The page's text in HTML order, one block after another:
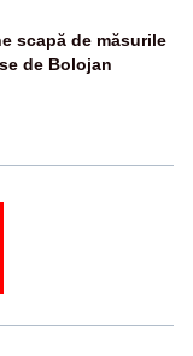
scapă de măsurile
de Bolojan